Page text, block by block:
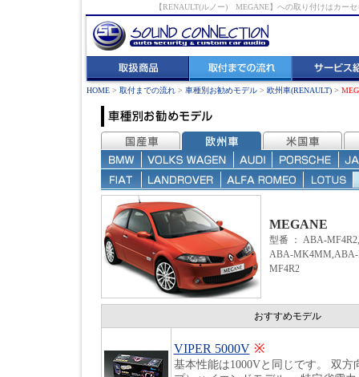
【RENAULT(ルノー) MEGANE】への取り付けはカー
HOME > 取付までの流れ > 車種別お勧めモデル > 欧州車(RENAULT) >
MEGANE
型番 ： ABA-
ABA-
MF4R2
おすすめモデル
VIPER 5000V ※
基本性能は1000Vと同じです。 双方